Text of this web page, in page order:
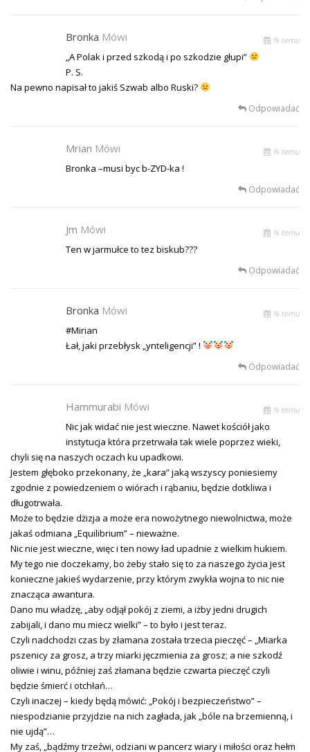
Bronka Mówi % temu
„A Polak i przed szkodą i po szkodzie głupi”
P. S.
Na pewno napisał to jakiś Szwab albo Ruski?
Odpowiadać
Mrian Mówi % temu
Bronka –musi byc b-ZYD-ka !
Odpowiadać
Jm Mówi % temu
Ten w jarmułce to tez biskub???
Odpowiadać
Bronka Mówi % temu
#Mirian
Łał, jaki przebłysk „ynteligencji” !
Odpowiadać
Hammurabi Mówi % temu
Nic jak widać nie jest wieczne. Nawet kościół jako
instytucja która przetrwała tak wiele poprzez wieki,
chyli się na naszych oczach ku upadkowi.
Jestem głęboko przekonany, że „kara” jaką wszyscy poniesiemy
zgodnie z powiedzeniem o wiórach i rąbaniu, będzie dotkliwa i
długotrwała.
Może to będzie dżizja a może era nowożytnego niewolnictwa, może
jakaś odmiana „Equilibrium” – nieważne.
Nic nie jest wieczne, więc i ten nowy ład upadnie z wielkim hukiem.
My tego nie doczekamy, bo żeby stało się to za naszego życia jest
konieczne jakieś wydarzenie, przy którym zwykła wojna to nic nie
znacząca awantura.
Dano mu władzę, „aby odjął pokój z ziemi, a iżby jedni drugich
zabijali, i dano mu miecz wielki” – to było i jest teraz.
Czyli nadchodzi czas by złamana została trzecia pieczęć – „Miarka
pszenicy za grosz, a trzy miarki jęczmienia za grosz; a nie szkodź
oliwie i winu, później zaś złamana będzie czwarta pieczęć czyli
będzie śmierć i otchłań…
Czyli inaczej – kiedy będą mówić: „Pokój i bezpieczeństwo” –
niespodzianie przyjdzie na nich zagłada, jak „bóle na brzemienną, i
nie ujdą”…
My zaś, „bądźmy trzeźwi, odziani w pancerz wiary i miłości oraz hełm